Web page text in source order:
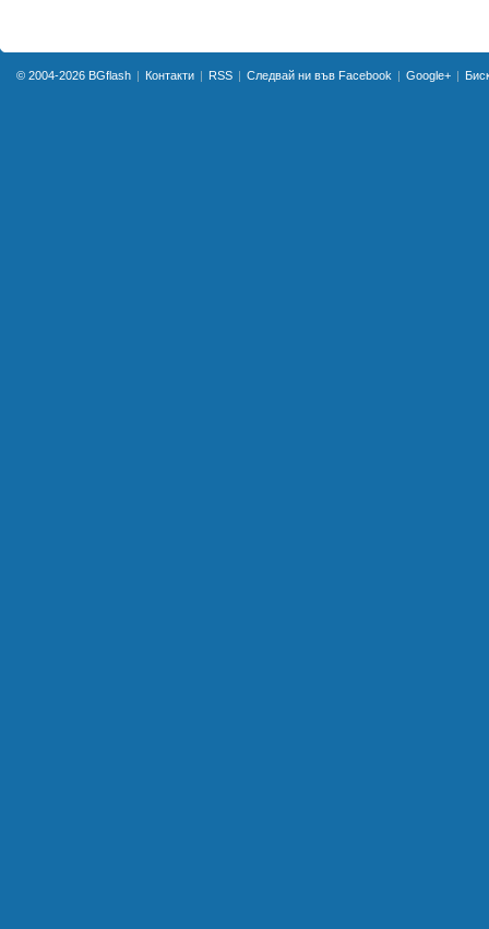
© 2004-2026 BGflash Контакти RSS Следвай ни във Facebook Google+